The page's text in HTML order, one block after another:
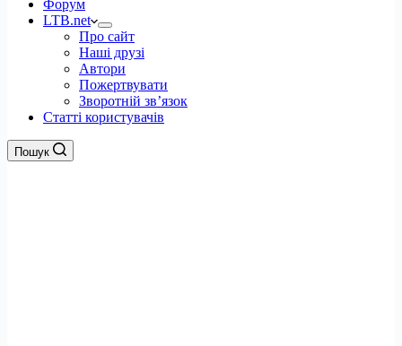
Форум
LTB.net
Про сайт
Наші друзі
Автори
Пожертвувати
Зворотній зв’язок
Статті користувачів
Пошук